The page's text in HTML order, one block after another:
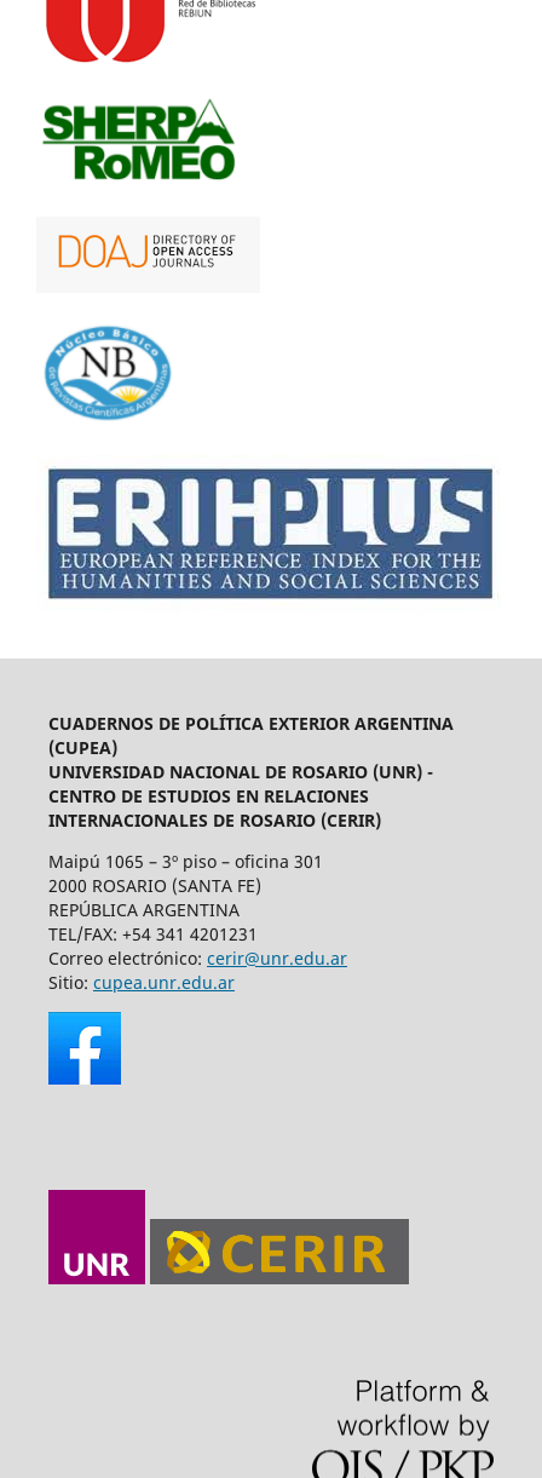
CUADERNOS DE POLÍTICA EXTERIOR ARGENTINA
(CUPEA)
UNIVERSIDAD NACIONAL DE ROSARIO (UNR) -
CENTRO DE ESTUDIOS EN RELACIONES
INTERNACIONALES DE ROSARIO (CERIR)
Maipú 1065 – 3º piso – oficina 301
2000 ROSARIO (SANTA FE)
REPÚBLICA ARGENTINA
TEL/FAX: +54 341 4201231
Correo electrónico: cerir@unr.edu.ar
Sitio: cupea.unr.edu.ar